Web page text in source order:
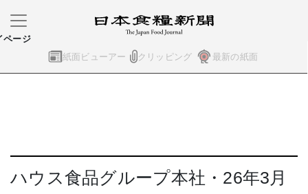
紙面ビューアー クリッピング 最新の紙面
ページ
ハウス食品グループ本社・26年3月